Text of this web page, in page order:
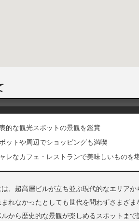
的な観光スポットの景観を鑑賞
ットや周辺でショッピングも満喫
レなカフェ・レストランで美味しいものを
、超高層ビルが立ち並ぶ現代的なエリア
れなかったとしても世代を問わずさまざ
から歴史的な景観が楽しめるスポットま